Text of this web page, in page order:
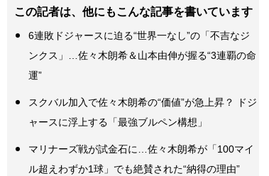
この記者は、他にもこんな記事を書いています
6連敗ドジャースに迫る“世界一なし”の「不吉なジ
ンクス」…佐々木朗希＆山本由伸が握る“3連覇の命
運”
スクバル加入で佐々木朗希の“価値”が急上昇？ ドジ
ャースに浮上する「最強ブルペン構想」
マリナーズ戦が試金石に…佐々木朗希が「100マイ
ル超えわずか1球」でも絶賛された“納得の理由”